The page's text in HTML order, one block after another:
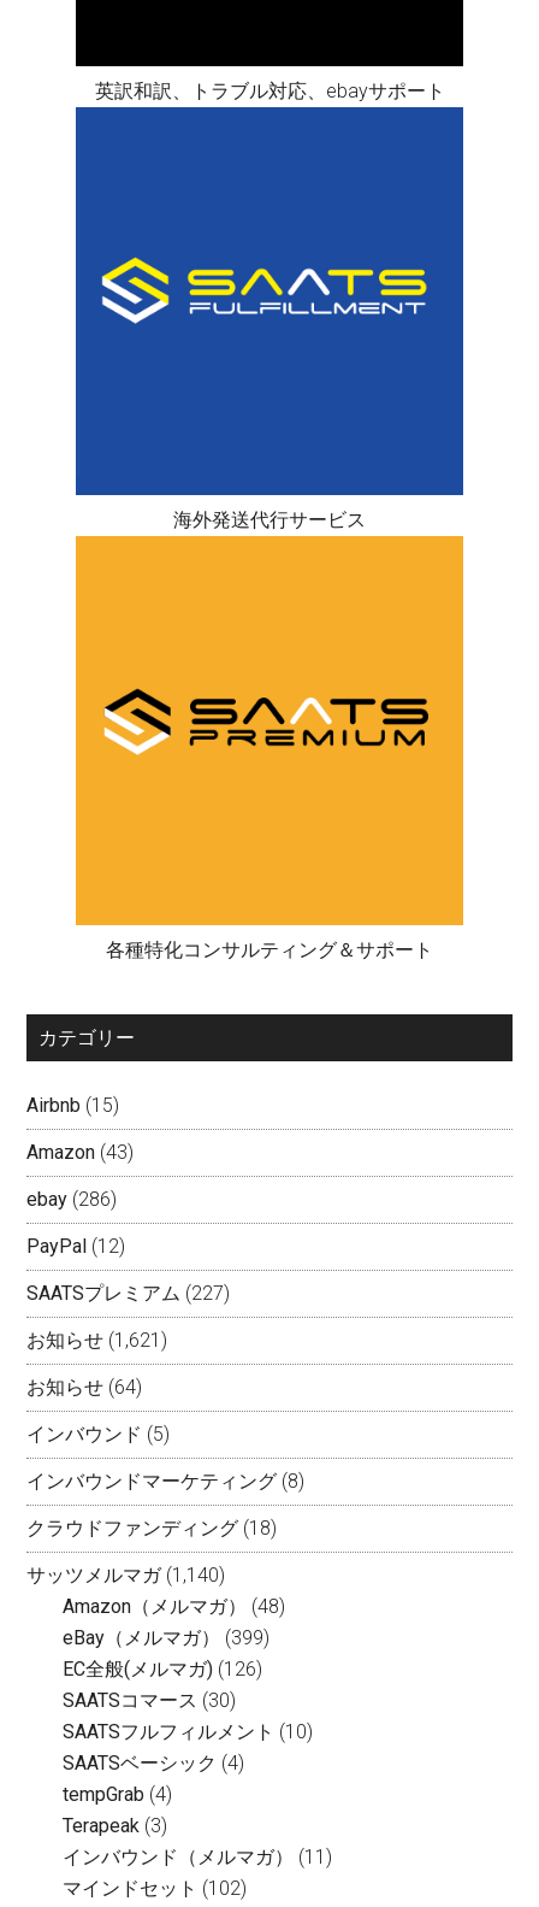
英訳和訳、トラブル対応、ebayサポート
海外発送代行サービス
各種特化コンサルティング＆サポート
カテゴリー
Airbnb (15)
Amazon (43)
ebay (286)
PayPal (12)
SAATSプレミアム (227)
お知らせ (1,621)
お知らせ (64)
インバウンド (5)
インバウンドマーケティング (8)
クラウドファンディング (18)
サッツメルマガ(1,140)
Amazon（メルマガ）
(48)
eBay（メルマガ）
(399)
EC全般(メルマガ) (126)
SAATSコマース (30)
SAATSフルフィルメント (10)
SAATSベーシック (4)
tempGrab (4)
Terapeak (3)
インバウンド（メルマガ）
(11)
マインドセット (102)